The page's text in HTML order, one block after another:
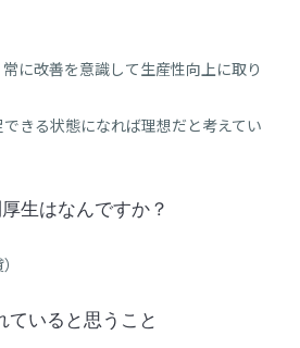
に改善を意識して生産性向上に取り
きる状態になれば理想だと考えてい
生はなんですか？
ていると思うこと